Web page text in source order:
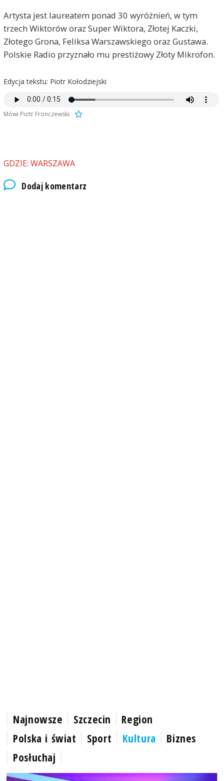
Artysta jest laureatem ponad 30 wyróżnień, w tym
trzech Wiktorów oraz Super Wiktora, Złotej Kaczki,
Złotego Grona, Feliksa Warszawskiego oraz Gustawa.
Polskie Radio przyznało mu prestiżowy Złoty Mikrofon.
Edycja tekstu: Piotr Kołodziejski
Mówi Piotr Fronczewski.
GDZIE: WARSZAWA
Dodaj komentarz
Najnowsze Szczecin
Region
Polska i świat
Sport Kultura
Biznes
Posłuchaj